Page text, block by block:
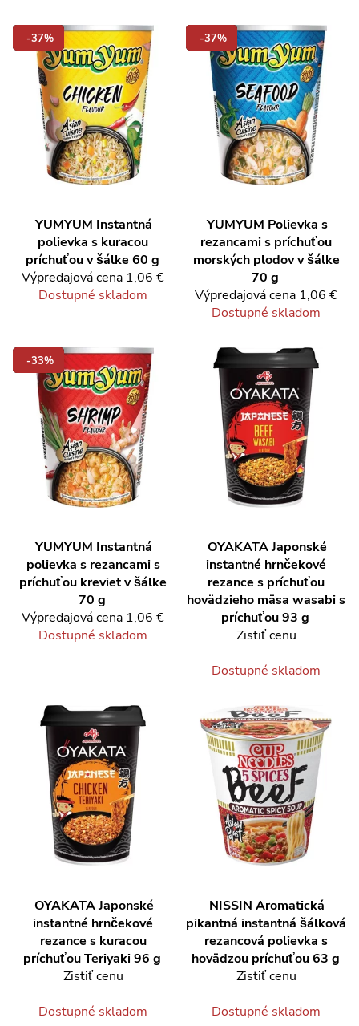
-37%
YUMYUM Instantná
polievka s kuracou
príchuťou v šálke 60 g
Výpredajová cena 1,06 €
Dostupné skladom
-37%
YUMYUM Polievka s
rezancami s príchuťou
morských plodov v šálke
70 g
Výpredajová cena 1,06 €
Dostupné skladom
-33%
YUMYUM Instantná
polievka s rezancami s
príchuťou kreviet v šálke
70 g
Výpredajová cena 1,06 €
Dostupné skladom
OYAKATA Japonské
instantné hrnčekové
rezance s príchuťou
hovädzieho mäsa wasabi s
príchuťou 93 g
Zistiť cenu
Dostupné skladom
OYAKATA Japonské
instantné hrnčekové
rezance s kuracou
príchuťou Teriyaki 96 g
Zistiť cenu
Dostupné skladom
NISSIN Aromatická
pikantná instantná šálková
rezancová polievka s
hovädzou príchuťou 63 g
Zistiť cenu
Dostupné skladom